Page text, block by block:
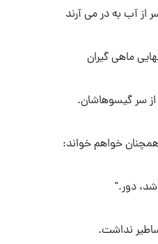
از آب به در می آرند
ماهی گیران
سر گیسوهاشان.
خواهم خواند:
شد، دور."
نداشت.